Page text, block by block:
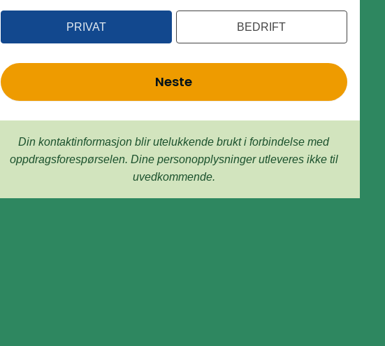
r
PRIVAT BEDRIFT
Neste
Din kontaktinformasjon blir utelukkende brukt i forbindelse med
oppdrags­forespørselen. Dine person­­opplysninger utleveres ikke til
uvedkommende.